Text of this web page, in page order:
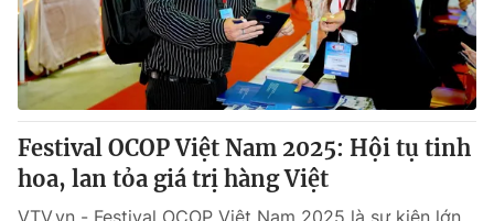
® Cấm sao chép dưới mọi hình thức nếu không có sự chấp
thuận bằng văn bản. Ghi rõ nguồn VTV.vn khi phát hành lại
thông tin từ website này.
Festival OCOP Việt Nam 2025: Hội tụ tinh
hoa, lan tỏa giá trị hàng Việt
VTV.vn - Festival OCOP Việt Nam 2025 là sự kiện lớn